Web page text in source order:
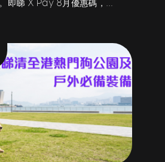
即睇 X Pay 8月優惠碼，於
日消暑好物即享折扣。